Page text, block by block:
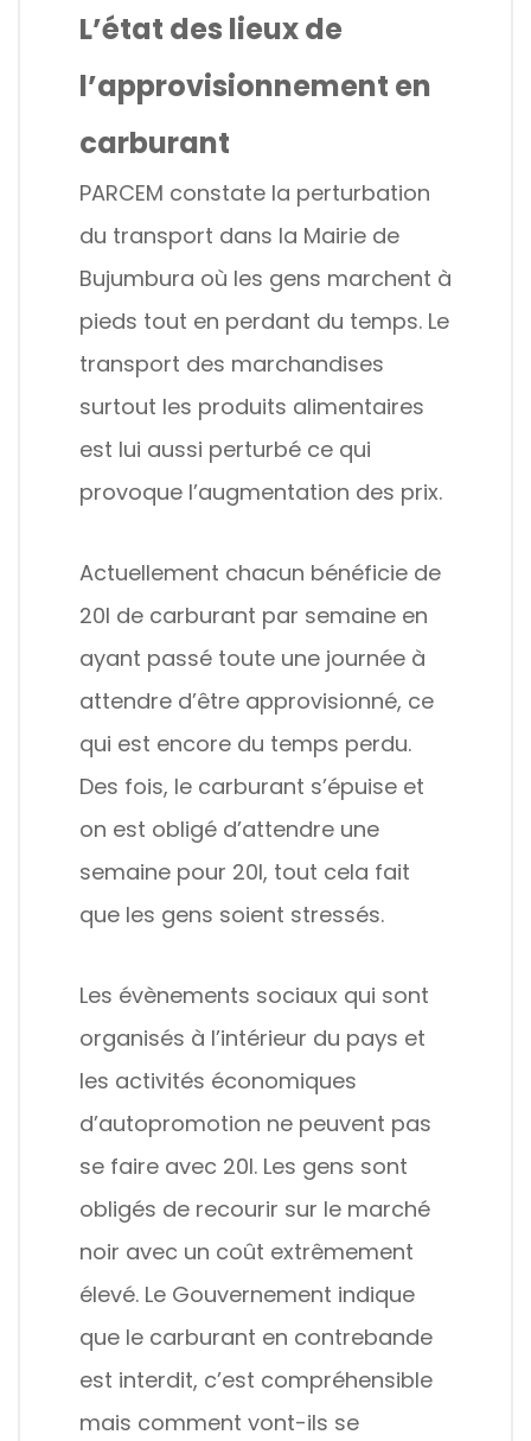
L’état des lieux de
l’approvisionnement en
carburant
PARCEM constate la perturbation
du transport dans la Mairie de
Bujumbura où les gens marchent à
pieds tout en perdant du temps. Le
transport des marchandises
surtout les produits alimentaires
est lui aussi perturbé ce qui
provoque l’augmentation des prix.
Actuellement chacun bénéficie de
20l de carburant par semaine en
ayant passé toute une journée à
attendre d’être approvisionné, ce
qui est encore du temps perdu.
Des fois, le carburant s’épuise et
on est obligé d’attendre une
semaine pour 20l, tout cela fait
que les gens soient stressés.
Les évènements sociaux qui sont
organisés à l’intérieur du pays et
les activités économiques
d’autopromotion ne peuvent pas
se faire avec 20l. Les gens sont
obligés de recourir sur le marché
noir avec un coût extrêmement
élevé. Le Gouvernement indique
que le carburant en contrebande
est interdit, c’est compréhensible
mais comment vont-ils se